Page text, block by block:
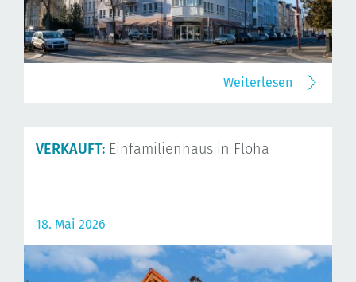
Weiterlesen
VERKAUFT: Einfamilienhaus in Flöha
18. Mai 2026